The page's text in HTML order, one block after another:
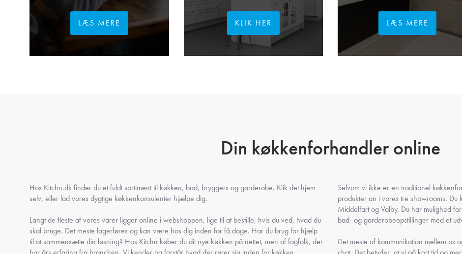
LÆS MERE KLIK HER LÆS MERE
Din køkkenforhandler online
Hos Kitchn.dk finder du et fuldt sortiment til køkken, bad, bryggers og garderobe. Klik det hjem
selv, eller lad vores dygtige køkkenkonsulenter hjælpe dig.
Langt de fleste af vores varer ligger online i webshoppen, lige til at bestille, hvis du ved, hvad du
skal bruge. Det meste lagerføres og kan være hos dig inden for få dage. Har du brug for hjælp
til at sammensætte din løsning? Hos Kitchn køber du dit nye køkken på nettet, men af fagfolk, der
Selvom vi ikke er en traditionel
produkter an i vores tre showrooms.
Middelfart og Valby. Du har mulighed
bad- og garderobeopstillinger med et
Det meste af kommunikation mellem